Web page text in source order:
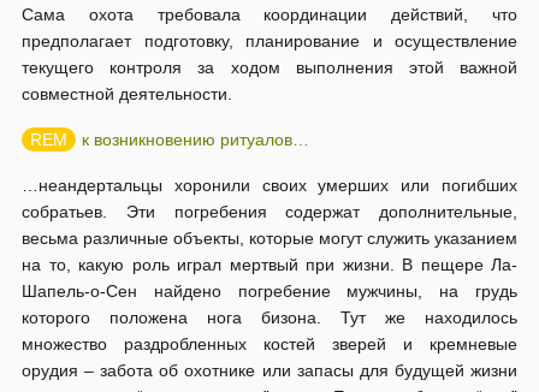
Сама охота требовала координации действий, что
предполагает подготовку, планирование и осуществление
текущего контроля за ходом выполнения этой важной
совместной деятельности.
к возникновению ритуалов…
…неандертальцы хоронили своих умерших или погибших
собратьев. Эти погребения содержат дополнительные,
весьма различные объекты, которые могут служить указанием
на то, какую роль играл мертвый при жизни. В пещере Ла-
Шапель-о-Сен найдено погребение мужчины, на грудь
которого положена нога бизона. Тут же находилось
множество раздробленных костей зверей и кремневые
орудия – забота об охотнике или запасы для будущей жизни